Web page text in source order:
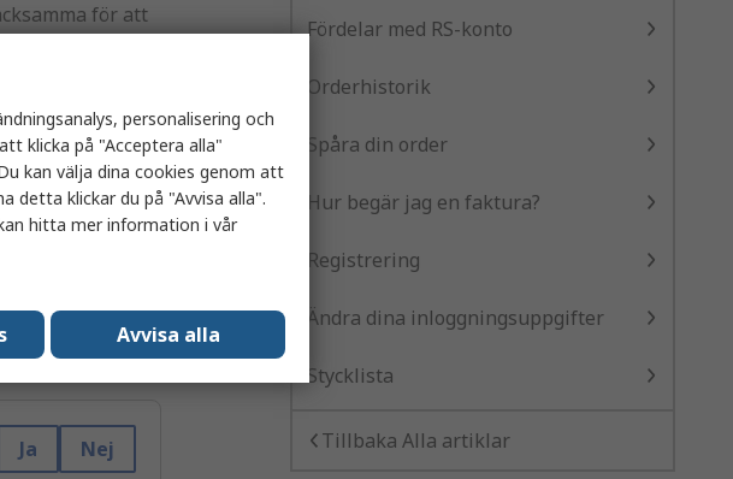
för att
sedan att bli
Ja Nej
Fördelar med RS-konto
Orderhistorik
Spåra din order
Hur begär jag en faktura?
Registrering
Ändra dina inloggningsuppgifter
Stycklista
Tillbaka Alla artiklar
personalisering och
klicka på "Acceptera alla"
kan välja dina cookies genom att
detta klickar du på "Avvisa alla".
hitta mer information i vår
Avvisa alla